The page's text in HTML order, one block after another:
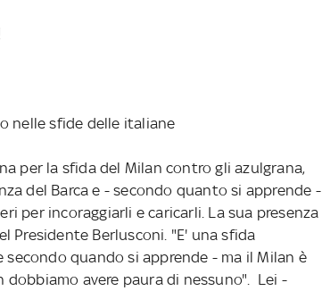
nelle sfide delle italiane
per la sfida del Milan contro gli azulgrana,
del Barca e - secondo quanto si apprende -
per incoraggiarli e caricarli. La sua presenza
Presidente Berlusconi. "E' una sfida
quando si apprende - ma il Milan è
avere paura di nessuno". Lei -